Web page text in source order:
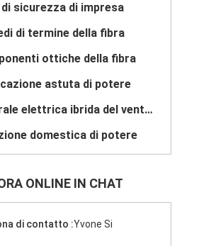
di sicurezza di impresa
di termine della fibra
ottiche della fibra
astuta di potere
centrale elettrica ibrida del vento solare
domestica di potere
ONLINE IN CHAT
di contatto :Yvone Si